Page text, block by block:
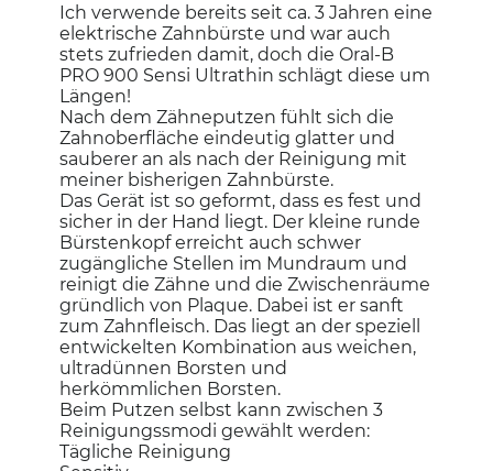
Ich verwende bereits seit ca. 3 Jahren eine
elektrische Zahnbürste und war auch
stets zufrieden damit, doch die Oral-B
PRO 900 Sensi Ultrathin schlägt diese um
Längen!
Nach dem Zähneputzen fühlt sich die
Zahnoberfläche eindeutig glatter und
sauberer an als nach der Reinigung mit
meiner bisherigen Zahnbürste.
Das Gerät ist so geformt, dass es fest und
sicher in der Hand liegt. Der kleine runde
Bürstenkopf erreicht auch schwer
zugängliche Stellen im Mundraum und
reinigt die Zähne und die Zwischenräume
gründlich von Plaque. Dabei ist er sanft
zum Zahnfleisch. Das liegt an der speziell
entwickelten Kombination aus weichen,
ultradünnen Borsten und
herkömmlichen Borsten.
Beim Putzen selbst kann zwischen 3
Reinigungssmodi gewählt werden:
Tägliche Reinigung